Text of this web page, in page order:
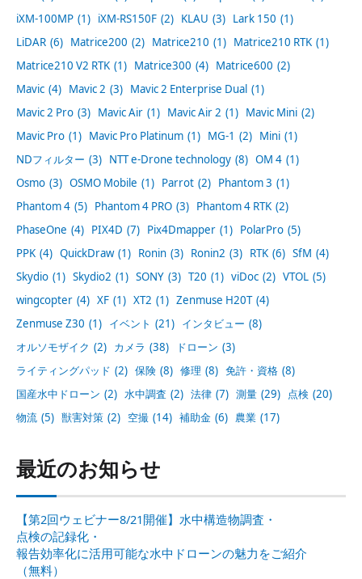
iXM-100MP (1) iXM-RS150F (2) KLAU (3) Lark 150 (1)
LiDAR (6) Matrice200 (2) Matrice210 (1) Matrice210 RTK (1)
Matrice210 V2 RTK (1) Matrice300 (4) Matrice600 (2)
Mavic (4) Mavic 2 (3) Mavic 2 Enterprise Dual (1)
Mavic 2 Pro (3) Mavic Air (1) Mavic Air 2 (1) Mavic Mini (2)
Mavic Pro (1) Mavic Pro Platinum (1) MG-1 (2) Mini (1)
NDフィルター (3) NTT e-Drone technology (8) OM 4 (1)
Osmo (3) OSMO Mobile (1) Parrot (2) Phantom 3 (1)
Phantom 4 (5) Phantom 4 PRO (3) Phantom 4 RTK (2)
PhaseOne (4) PIX4D (7) Pix4Dmapper (1) PolarPro (5)
PPK (4) QuickDraw (1) Ronin (3) Ronin2 (3) RTK (6) SfM (4)
Skydio (1) Skydio2 (1) SONY (3) T20 (1) viDoc (2) VTOL (5)
wingcopter (4) XF (1) XT2 (1) Zenmuse H20T (4)
Zenmuse Z30 (1) イベント (21) インタビュー (8)
オルソモザイク (2) カメラ (38) ドローン (3)
ライティングパッド (2) 保険 (8) 修理 (8) 免許・資格 (8)
国産水中ドローン (2) 水中調査 (2) 法律 (7) 測量 (29) 点検 (20)
物流 (5) 獣害対策 (2) 空撮 (14) 補助金 (6) 農業 (17)
最近のお知らせ
【第2回ウェビナー8/21開催】水中構造物調査・
点検の記録化・
報告効率化に活用可能な水中ドローンの魅力をご紹介
（無料）